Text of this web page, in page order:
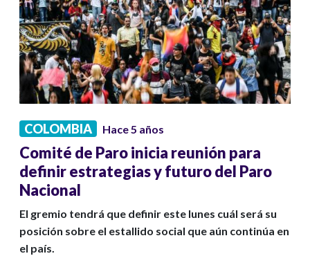
COLOMBIA Hace 5 años
Comité de Paro inicia reunión para
definir estrategias y futuro del Paro
Nacional
El gremio tendrá que definir este lunes cuál será su
posición sobre el estallido social que aún continúa en
el país.